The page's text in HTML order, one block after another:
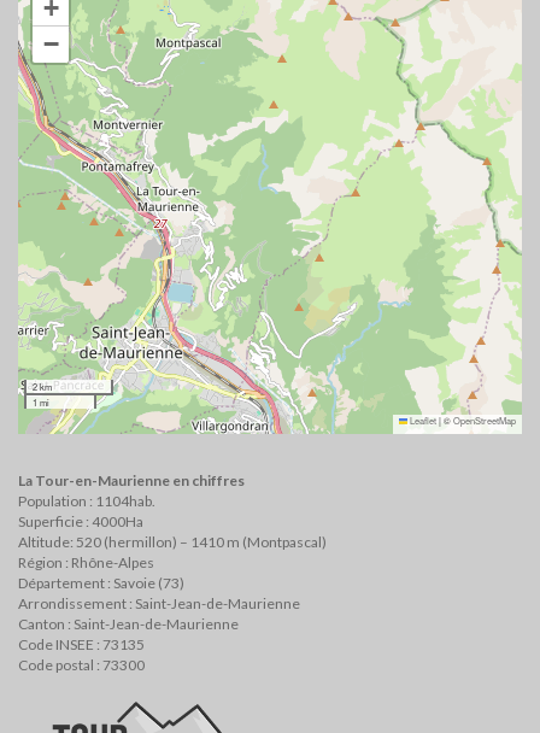
+
−
2 km
1 mi
Leaflet|©OpenStreetMap
La Tour-en-Maurienne en chiffres
Population : 1104hab.
Superficie : 4000Ha
Altitude: 520 (hermillon) – 1410 m (Montpascal)
Région : Rhône-Alpes
Département : Savoie (73)
Arrondissement : Saint-Jean-de-Maurienne
Canton : Saint-Jean-de-Maurienne
Code INSEE : 73135
Code postal : 73300